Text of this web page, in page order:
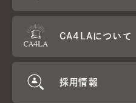
CA4LAについて
採用情報